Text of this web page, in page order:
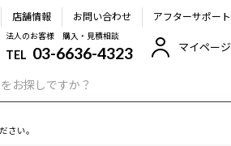
店舗情報 お問い合わせ アフターサポート
法人のお客様 購入・見積相談
TEL 03-6636-4323 マイページ
さい。